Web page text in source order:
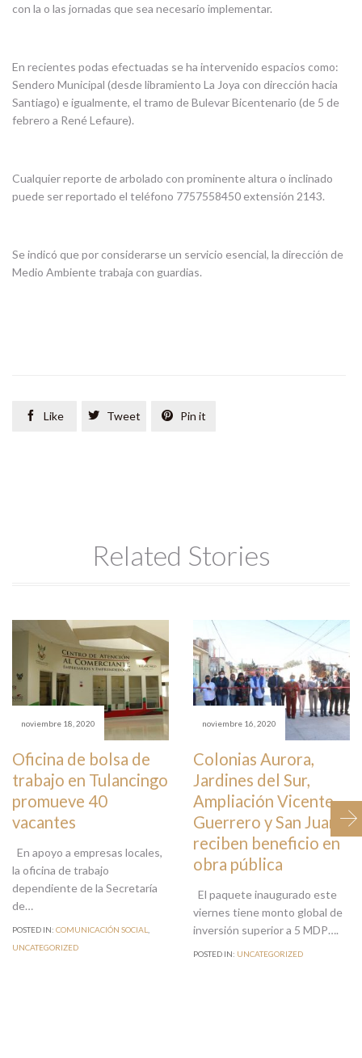
con la o las jornadas que sea necesario implementar.
En recientes podas efectuadas se ha intervenido espacios como:
Sendero Municipal (desde libramiento La Joya con dirección hacia
Santiago) e igualmente, el tramo de Bulevar Bicentenario (de 5 de
febrero a René Lefaure).
Cualquier reporte de arbolado con prominente altura o inclinado
puede ser reportado el teléfono 7757558450 extensión 2143.
Se indicó que por considerarse un servicio esencial, la dirección de
Medio Ambiente trabaja con guardias.
 Like  Tweet  Pin it
Related Stories
noviembre 18, 2020
Oficina de bolsa de
trabajo en Tulancingo
promueve 40
vacantes
En apoyo a empresas locales,
la oficina de trabajo
dependiente de la Secretaría
de…
POSTED IN: COMUNICACIÓN SOCIAL
UNCATEGORIZED
noviembre 16, 2020
Colonias Aurora,
Jardines del Sur,
Ampliación Vicente
Guerrero y San Juan
reciben beneficio en
obra pública
El paquete inaugurado este
viernes tiene monto global de
inversión superior a 5 MDP….
POSTED IN: UNCATEGORIZED